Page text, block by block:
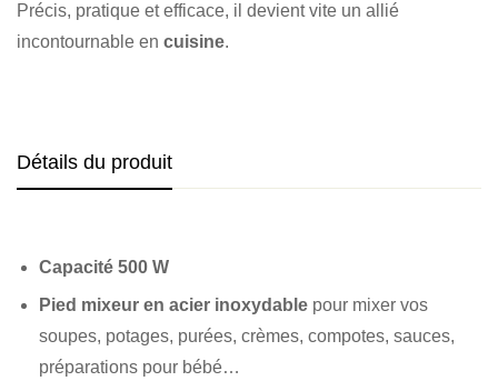
Précis, pratique et efficace, il devient vite un allié
incontournable en cuisine.
Détails du produit
Capacité 500 W
Pied mixeur en acier inoxydable pour mixer vos
soupes, potages, purées, crèmes, compotes, sauces,
préparations pour bébé…